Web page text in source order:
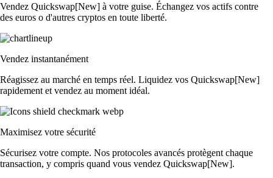
Vendez Quickswap[New] à votre guise. Échangez vos actifs contre
des euros o d'autres cryptos en toute liberté.
Vendez instantanément
Réagissez au marché en temps réel. Liquidez vos Quickswap[New]
rapidement et vendez au moment idéal.
Maximisez votre sécurité
Sécurisez votre compte. Nos protocoles avancés protègent chaque
transaction, y compris quand vous vendez Quickswap[New].